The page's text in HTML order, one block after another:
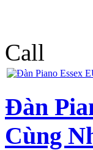
Call
Đàn
Cùng